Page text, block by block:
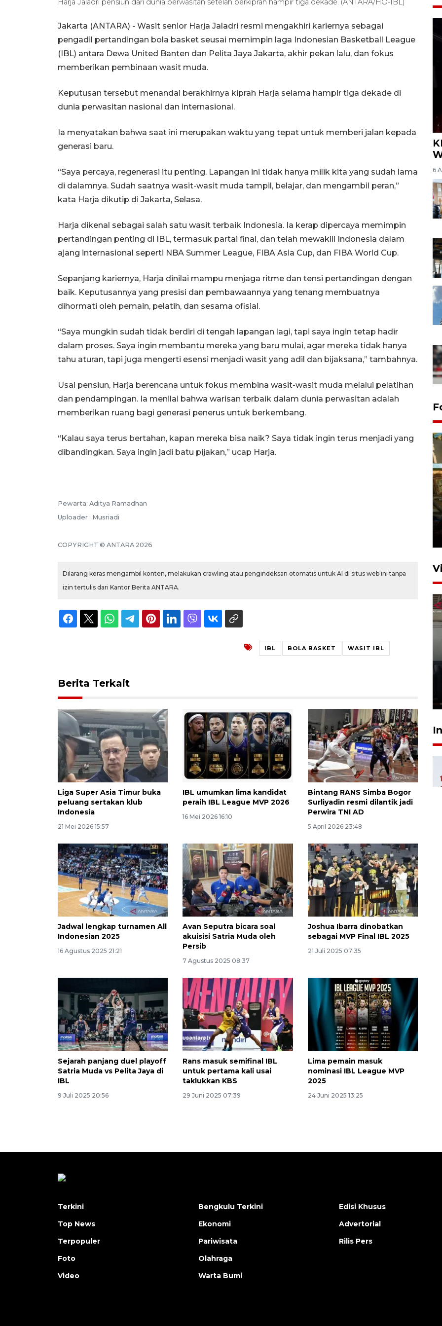
Harja Jaladri pensiun dari dunia perwasitan setelah berkiprah hampir tiga dekade. (ANTARA/HO-IBL)
Jakarta (ANTARA) - Wasit senior Harja Jaladri resmi mengakhiri kariernya sebagai
pengadil pertandingan bola basket seusai memimpin laga Indonesian Basketball League
(IBL) antara Dewa United Banten dan Pelita Jaya Jakarta, akhir pekan lalu, dan fokus
memberikan pembinaan wasit muda.
Keputusan tersebut menandai berakhirnya kiprah Harja selama hampir tiga dekade di
dunia perwasitan nasional dan internasional.
Ia menyatakan bahwa saat ini merupakan waktu yang tepat untuk memberi jalan kepada
generasi baru.
“Saya percaya, regenerasi itu penting. Lapangan ini tidak hanya milik kita yang sudah lama
di dalamnya. Sudah saatnya wasit-wasit muda tampil, belajar, dan mengambil peran,”
kata Harja dikutip di Jakarta, Selasa.
Harja dikenal sebagai salah satu wasit terbaik Indonesia. Ia kerap dipercaya memimpin
pertandingan penting di IBL, termasuk partai final, dan telah mewakili Indonesia dalam
ajang internasional seperti NBA Summer League, FIBA Asia Cup, dan FIBA World Cup.
Sepanjang kariernya, Harja dinilai mampu menjaga ritme dan tensi pertandingan dengan
baik. Keputusannya yang presisi dan pembawaannya yang tenang membuatnya
dihormati oleh pemain, pelatih, dan sesama ofisial.
“Saya mungkin sudah tidak berdiri di tengah lapangan lagi, tapi saya ingin tetap hadir
dalam proses. Saya ingin membantu mereka yang baru mulai, agar mereka tidak hanya
tahu aturan, tapi juga mengerti esensi menjadi wasit yang adil dan bijaksana,” tambahnya.
Usai pensiun, Harja berencana untuk fokus membina wasit-wasit muda melalui pelatihan
dan pendampingan. Ia menilai bahwa warisan terbaik dalam dunia perwasitan adalah
memberikan ruang bagi generasi penerus untuk berkembang.
“Kalau saya terus bertahan, kapan mereka bisa naik? Saya tidak ingin terus menjadi yang
dibandingkan. Saya ingin jadi batu pijakan,” ucap Harja.
Pewarta: Aditya Ramadhan
Uploader : Musriadi
COPYRIGHT © ANTARA 2026
Dilarang keras mengambil konten, melakukan crawling atau pengindeksan otomatis untuk AI di situs web ini tanpa
izin tertulis dari Kantor Berita ANTARA.
IBL BOLA BASKET WASIT IBL
Berita Terkait
Liga Super Asia Timur buka
peluang sertakan klub
Indonesia
21 Mei 2026 15:57
IBL umumkan lima kandidat
peraih IBL League MVP 2026
16 Mei 2026 16:10
Bintang RANS Simba Bogor
Surliyadin resmi dilantik jadi
Perwira TNI AD
5 April 2026 23:48
Jadwal lengkap turnamen All
Indonesian 2025
16 Agustus 2025 21:21
Avan Seputra bicara soal
akuisisi Satria Muda oleh
Persib
7 Agustus 2025 08:37
Joshua Ibarra dinobatkan
sebagai MVP Final IBL 2025
21 Juli 2025 07:35
Sejarah panjang duel playoff
Satria Muda vs Pelita Jaya di
IBL
9 Juli 2025 20:56
Rans masuk semifinal IBL
untuk pertama kali usai
taklukkan KBS
29 Juni 2025 07:39
Lima pemain masuk
nominasi IBL League MVP
2025
24 Juni 2025 13:25
6
Ekonomi triwulan II-2026
tumbuh 5,29 persen
2026-08-06 18:45:00
Terkini
Top News
Terpopuler
Foto
Video
Bengkulu Terkini
Ekonomi
Pariwisata
Olahraga
Warta Bumi
Edisi Khusus
Advertorial
Rilis Pers